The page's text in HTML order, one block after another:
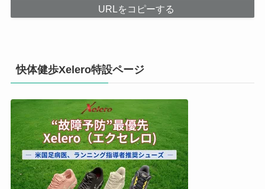
URLをコピーする
快体健歩Xelero特設ページ